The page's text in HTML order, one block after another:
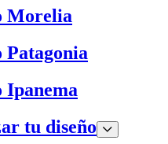
Morelia
Patagonia
Ipanema
tu diseño